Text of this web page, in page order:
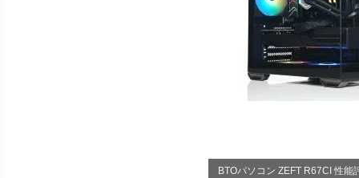
BTOパソコン ZEFT R67CI 性能